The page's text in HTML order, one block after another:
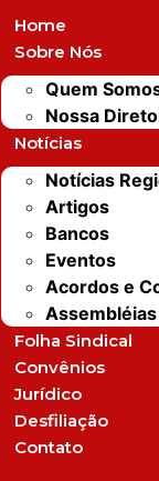
Home
Sobre Nós
Quem
Nossa
Notícias
Notícias
Artigos
Bancos
Eventos
Acordos e
Assembléias
Folha Sindical
Convênios
Jurídico
Desfiliação
Contato